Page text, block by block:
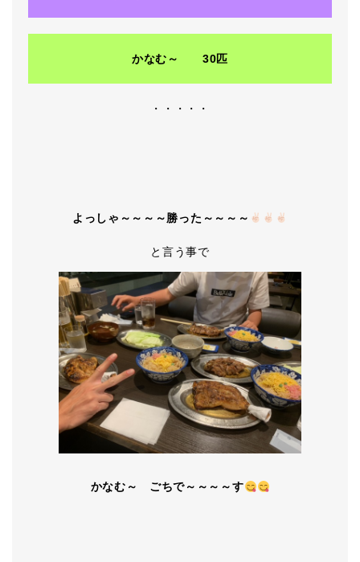
かなむ～ 30匹
・・・・・
よっしゃ～～～～勝った～～～～
と言う事で
かなむ～ ごちで～～～～す